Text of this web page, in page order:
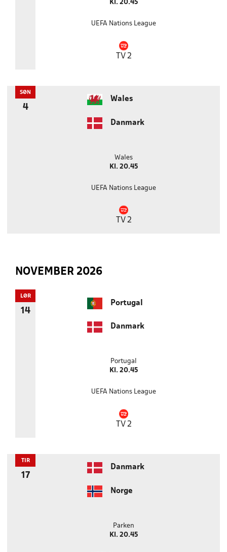
Kl. 20.45
UEFA Nations League
TV 2
SØN
4
Wales
Danmark
Wales
Kl. 20.45
UEFA Nations League
TV 2
NOVEMBER 2026
LØR
14
Portugal
Danmark
Portugal
Kl. 20.45
UEFA Nations League
TV 2
TIR
17
Danmark
Norge
Parken
Kl. 20.45